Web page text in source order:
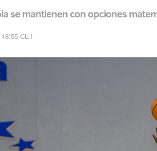
se mantienen con opciones
CET